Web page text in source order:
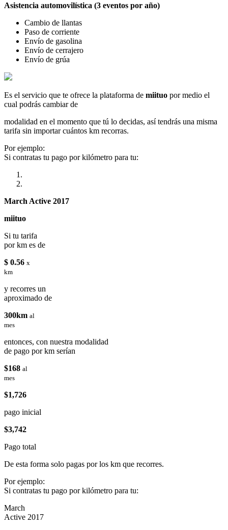
Asistencia automovilística (3 eventos por año)
Cambio de llantas
Paso de corriente
Envío de gasolina
Envío de cerrajero
Envío de grúa
Es el servicio que te ofrece la plataforma de miituo por medio el
cual podrás cambiar de
modalidad en el momento que tú lo decidas, así tendrás una misma
tarifa sin importar cuántos km recorras.
Por ejemplo:
Si contratas tu pago por kilómetro para tu:
March Active 2017
miituo
Si tu tarifa
por km es de
$ 0.56 x
km
y recorres un
aproximado de
300km al
mes
entonces, con nuestra modalidad
de pago por km serían
$168 al
mes
$1,726
pago inicial
$3,742
Pago total
De esta forma solo pagas por los km que recorres.
Por ejemplo:
Si contratas tu pago por kilómetro para tu:
March
Active 2017